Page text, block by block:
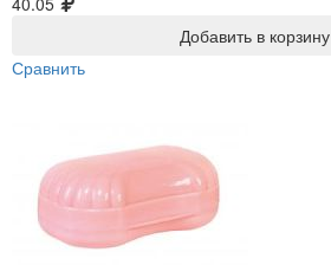
Добавить в корзину
Сравнить